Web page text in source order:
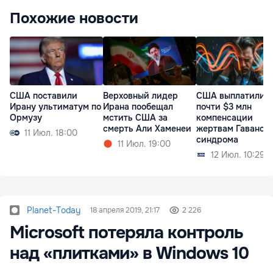
Похожие новости
США поставили
Ирану ультиматум по
Ормузу
11 Июл. 18:00
Верховный лидер
Ирана пообещал
мстить США за
смерть Али Хаменеи
11 Июл. 19:00
США выплатили
почти $3 млн
компенсации
жертвам
синдрома
12 Июл. 10:29
Planet-Today 18 апреля 2019, 21:17 2 226
Microsoft потеряла контроль
над «плитками» в Windows 10